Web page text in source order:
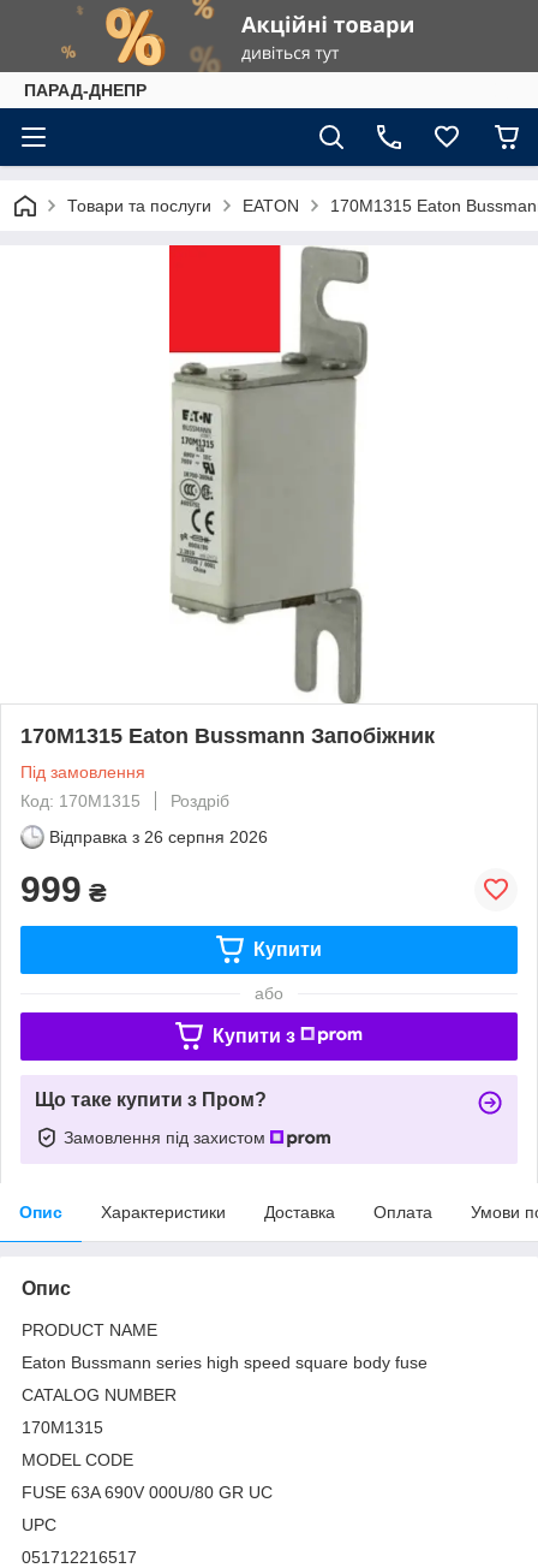
ПАРАД-ДНЕПР
Товари та послуги EATON 170M1315 Eaton
170M1315 Eaton Bussmann Запобіжник
Під замовлення
Код: 170M1315
Роздріб
Відправка з 26 серпня 2026
999 ₴
Купити
або
Купити з
Що таке купити з Пром?
Замовлення під захистом
Опис Характеристики Доставка Оплата Умови
Опис
PRODUCT NAME
Eaton Bussmann series high speed square body fuse
CATALOG NUMBER
170M1315
MODEL CODE
FUSE 63A 690V 000U/80 GR UC
UPC
051712216517